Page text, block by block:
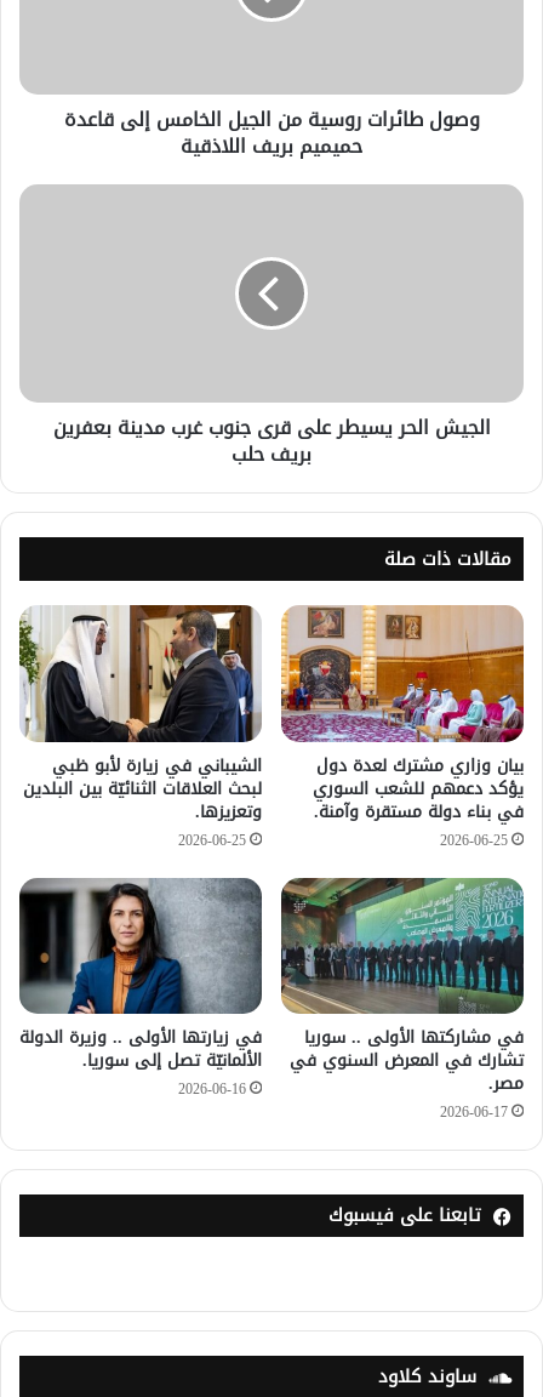
وصول طائرات روسية من الجيل الخامس إلى قاعدة
حميميم بريف اللاذقية
الجيش الحر يسيطر على قرى جنوب غرب مدينة بعفرين
بريف حلب
مقالات ذات صلة
بيان وزاري مشترك لعدة دول
يؤكد دعمهم للشعب السوري
في بناء دولة مستقرة وآمنة.
2026-06-25
الشيباني في زيارة لأبو ظبي
لبحث العلاقات الثنائيّة بين البلدين
وتعزيزها.
2026-06-25
في مشاركتها الأولى .. سوريا
تشارك في المعرض السنوي في
مصر.
2026-06-17
في زيارتها الأولى .. وزيرة الدولة
الألمانيّة تصل إلى سوريا.
2026-06-16
تابعنا على فيسبوك
ساوند كلاود